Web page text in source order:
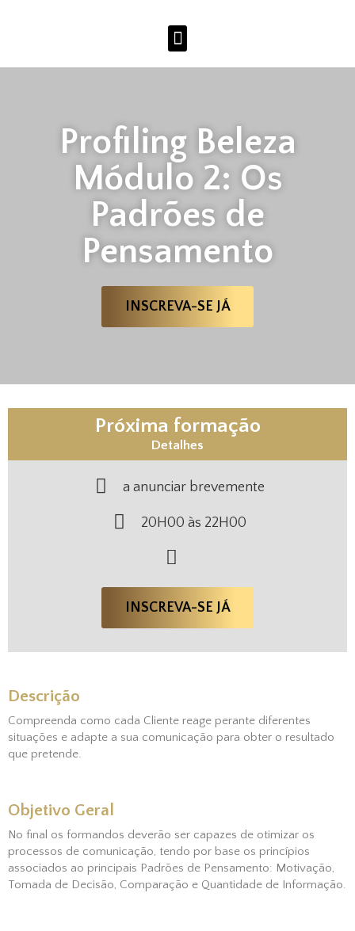
Profiling Beleza
Módulo 2: Os
Padrões de
Pensamento
INSCREVA-SE JÁ
Descrição
Compreenda como cada Cliente reage perante diferentes
situações e adapte a sua comunicação para obter o resultado
que pretende.
Objetivo Geral
No final os formandos deverão ser capazes de otimizar os
processos de comunicação, tendo por base os princípios
associados ao principais Padrões de Pensamento: Motivação,
Tomada de Decisão, Comparação e Quantidade de Informação.
Próxima formação
Detalhes
a anunciar brevemente
20H00 às 22H00
INSCREVA-SE JÁ